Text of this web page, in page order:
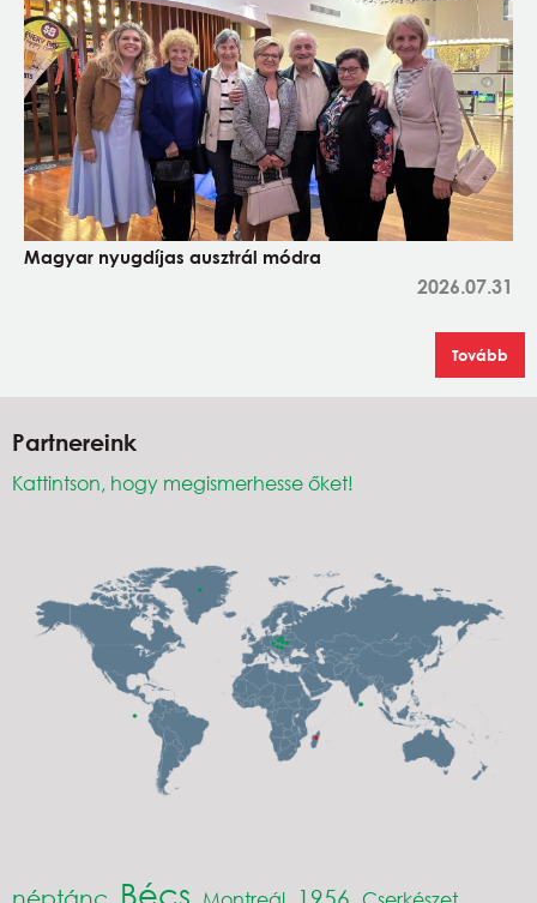
Magyar nyugdíjas ausztrál módra
2026.07.31
Tovább
Partnereink
Kattintson, hogy megismerhesse őket!
néptánc Bécs 1956